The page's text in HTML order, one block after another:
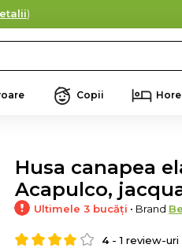
)
Copii
Husa canapea
Acapulco,
Ultimele 3 bucăți • Brand
4-1 review-uri